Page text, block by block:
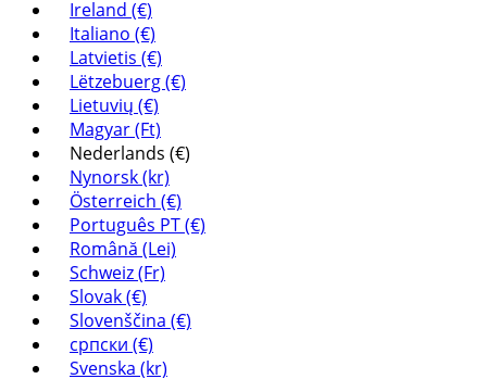
Ireland (€)
Italiano (€)
Latvietis (€)
Lëtzebuerg (€)
Lietuvių (€)
Magyar (Ft)
Nederlands (€)
Nynorsk (kr)
Österreich (€)
Português PT (€)
Română (Lei)
Schweiz (Fr)
Slovak (€)
Slovenščina (€)
српски (€)
Svenska (kr)